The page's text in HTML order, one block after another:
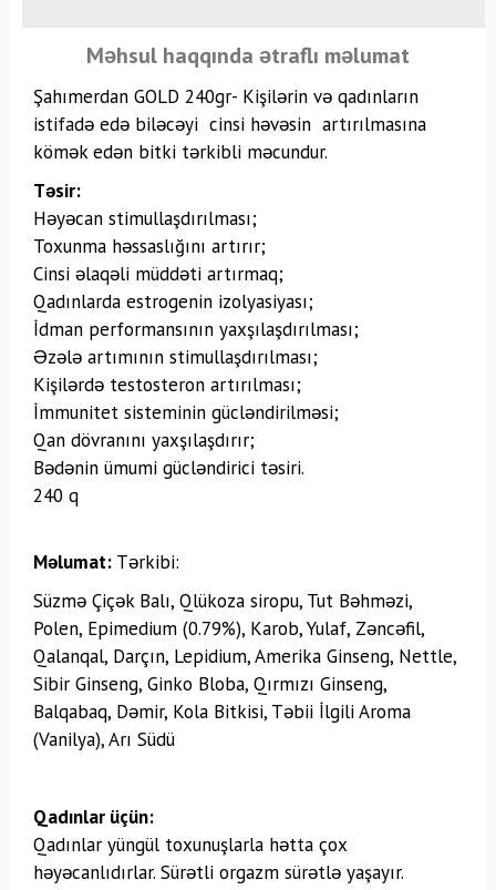
Məhsul haqqında ətraflı məlumat
Şahımerdan GOLD 240gr- Kişilərin və qadınların
istifadə edə biləcəyi cinsi həvəsin artırılmasına
kömək edən bitki tərkibli məcundur.
Təsir:
Həyəcan stimullaşdırılması;
Toxunma həssaslığını artırır;
Cinsi əlaqəli müddəti artırmaq;
Qadınlarda estrogenin izolyasiyası;
İdman performansının yaxşılaşdırılması;
Əzələ artımının stimullaşdırılması;
Kişilərdə testosteron artırılması;
İmmunitet sisteminin gücləndirilməsi;
Qan dövranını yaxşılaşdırır;
Bədənin ümumi gücləndirici təsiri.
240 q
Məlumat: Tərkibi:
Süzmə Çiçək Balı, Qlükoza siropu, Tut Bəhməzi,
Polen, Epimedium (0.79%), Karob, Yulaf, Zəncəfil,
Qalanqal, Darçın, Lepidium, Amerika Ginseng, Nettle,
Sibir Ginseng, Ginko Bloba, Qırmızı Ginseng,
Balqabaq, Dəmir, Kola Bitkisi, Təbii İlgili Aroma
(Vanilya), Arı Südü
Qadınlar üçün:
Qadınlar yüngül toxunuşlarla hətta çox
həyəcanlıdırlar. Sürətli orgazm sürətlə yaşayır.